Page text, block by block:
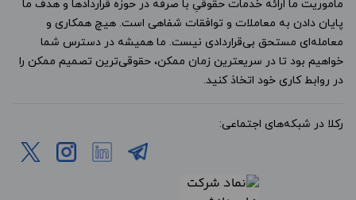
ماموریت ما ارائه خدمات حقوقیِ با صرفه در حوزه قراردادها و هدف ما
پایان دادن به معاملات و توافقات شفاهی است. هیچ همکاری و
معامله‌ای مستحق بی‌قراردادی نیست. ما همیشه در دسترس شما
خواهیم بود تا در سریعترین زمان ممکن، حقوقی‌ترین تصمیم ممکن را
در روابط کاری خود اتخاذ کنید.
رکلا در شبکه‌های اجتماعی: